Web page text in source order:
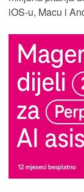
iOS-u, Macu i